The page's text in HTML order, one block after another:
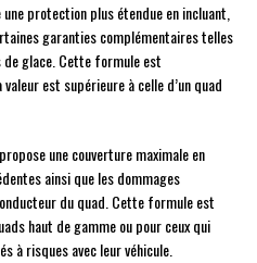
protection plus étendue en incluant,
garanties complémentaires telles
de glace. Cette formule est
est supérieure à celle d’un quad
propose une couverture maximale en
ainsi que les dommages
du quad. Cette formule est
haut de gamme ou pour ceux qui
à risques avec leur véhicule.